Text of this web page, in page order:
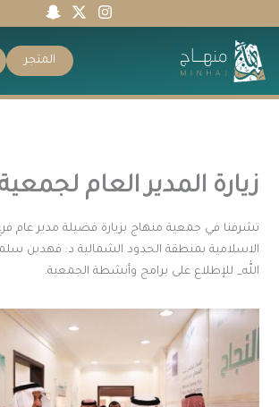
المحتوى
المتجر
زيارة المدير العام
تشرفنا في جمعية منهاج بزيارة فضيلة مدير عام
الاسلامية بمنطقة الحدود الشمالية د: فهدبن
الله_ للإطلاع على برامج وأنشطة الجمعية.